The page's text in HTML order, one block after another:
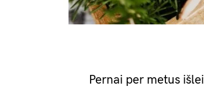
Pernai per metus